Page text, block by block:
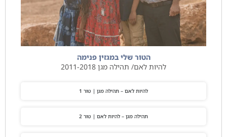
הטור שלי במגזין פנימה
להיות לאם/ תהילה מגן 2011-2018
להיות לאם – תהילה מגן | טור 1
תהילה מגן – להיות לאם | טור 2